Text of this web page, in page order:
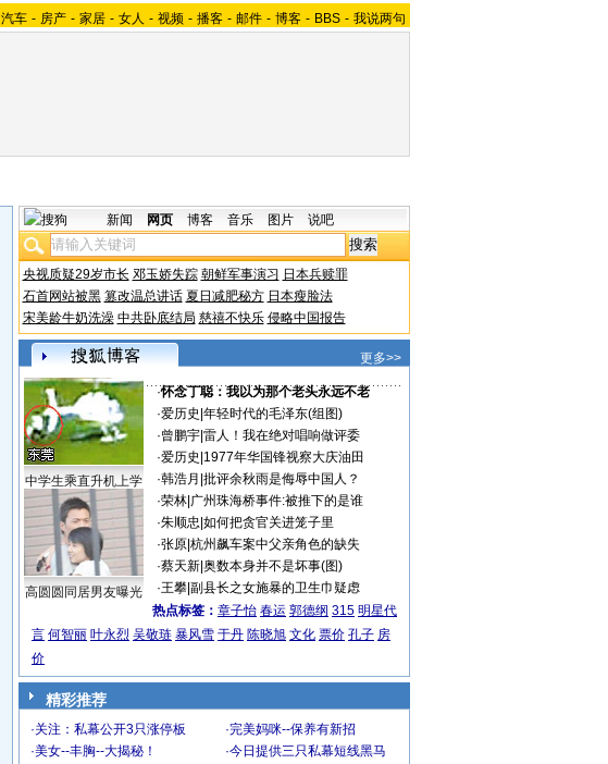
汽车 - 房产 - 家居 - 女人 - 视频 - 播客 - 邮件 - 博客 - BBS - 我说两句
新闻 网页 博客 音乐 图片 说吧
央视质疑29岁市长 邓玉娇失踪 朝鲜军事演习 日本兵赎罪
石首网站被黑 篡改温总讲话 夏日减肥秘方 日本瘦脸法
宋美龄牛奶洗澡 中共卧底结局 慈禧不快乐 侵略中国报告
更多>>
中学生乘直升机上学
高圆圆同居男友曝光
·怀念丁聪：我以为那个老头永远不老
·爱历史 年轻时代的毛泽东(组图)
·曾鹏宇| 雷人！我在绝对唱响做评委
·爱历史 1977年华国锋视察大庆油田
·韩浩月 批评余秋雨是侮辱中国人？
·荣林| 广州珠海桥事件:被推下的是谁
·朱顺忠 如何把贪官关进笼子里
·张原| 杭州飙车案中父亲角色的缺失
·蔡天新| 奥数本身并不是坏事(图)
·王攀| 副县长之女施暴的卫生巾疑虑
热点标签： 章子怡 春运 郭德纲 315 明星代
言 何智丽 叶永烈 吴敬琏 暴风雪 于丹 陈晓旭 文化 票价 孔子 房
价
精彩推荐
·关注：私幕公开3只涨停板 ·完美妈咪--保养有新招
·美女--丰胸--大揭秘！ ·今日提供三只私幕短线黑马